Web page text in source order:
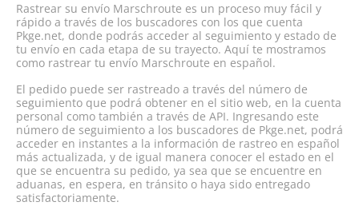
Rastrear su envío Marschroute es un proceso muy fácil y
rápido a través de los buscadores con los que cuenta
Pkge.net, donde podrás acceder al seguimiento y estado de
tu envío en cada etapa de su trayecto. Aquí te mostramos
como rastrear tu envío Marschroute en español.
El pedido puede ser rastreado a través del número de
seguimiento que podrá obtener en el sitio web, en la cuenta
personal como también a través de API. Ingresando este
número de seguimiento a los buscadores de Pkge.net, podrá
acceder en instantes a la información de rastreo en español
más actualizada, y de igual manera conocer el estado en el
que se encuentra su pedido, ya sea que se encuentre en
aduanas, en espera, en tránsito o haya sido entregado
satisfactoriamente.